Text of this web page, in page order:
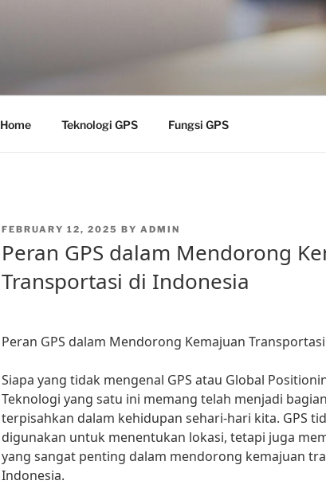
Home Teknologi GPS Fungsi GPS
POSTED
FEBRUARY 12, 2025 BY ADMIN
Peran GPS dalam Mendorong
Transportasi di Indonesia
Peran GPS dalam Mendorong Kemajuan
Siapa yang tidak mengenal GPS atau Global
Teknologi yang satu ini memang telah menjadi
terpisahkan dalam kehidupan sehari-hari kita. GPS
digunakan untuk menentukan lokasi, tetapi juga
yang sangat penting dalam mendorong kemajuan
Indonesia.